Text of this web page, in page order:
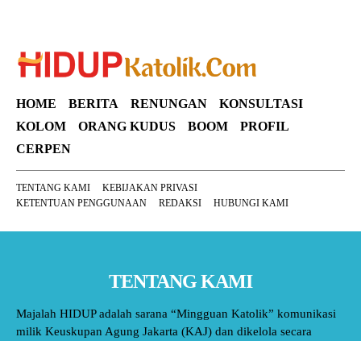
HOME BERITA RENUNGAN
KONSULTASI
KOLOM
ORANG KUDUS BOOM
PROFIL
CERPEN
TENTANG KAMI
KEBIJAKAN PRIVASI
KETENTUAN PENGGUNAAN
REDAKSI HUBUNGI KAMI
TENTANG KAMI
Majalah HIDUP adalah sarana “Mingguan Katolik” komunikasi
milik Keuskupan Agung Jakarta (KAJ) dan dikelola secara